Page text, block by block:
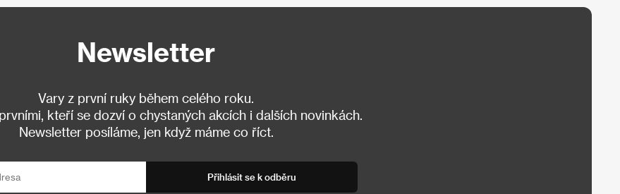
Newsletter
Vary z první ruky během celého roku.
kteří se dozví o chystaných akcích i dalších novinkách.
Newsletter posíláme, jen když máme co říct.
Přihlásit se k odběru